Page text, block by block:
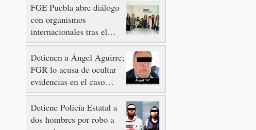
FGE Puebla abre diálogo
con organismos
internacionales tras el
asesinato del activista y
comunicador Josué
Martínez
Detienen a Ángel Aguirre;
FGR lo acusa de ocultar
evidencias en el caso
Ayotzinapa
Detiene Policía Estatal a
dos hombres por robo a